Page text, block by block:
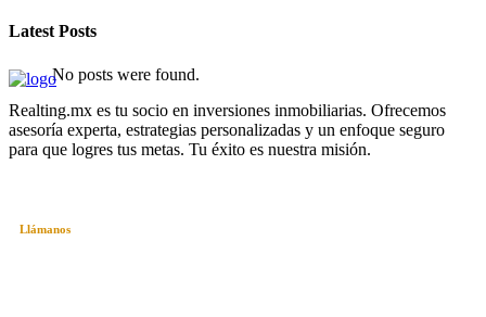
Latest Posts
No posts were found.
Realting.mx es tu socio en inversiones inmobiliarias. Ofrecemos
asesoría experta, estrategias personalizadas y un enfoque seguro
para que logres tus metas. Tu éxito es nuestra misión.
Llámanos